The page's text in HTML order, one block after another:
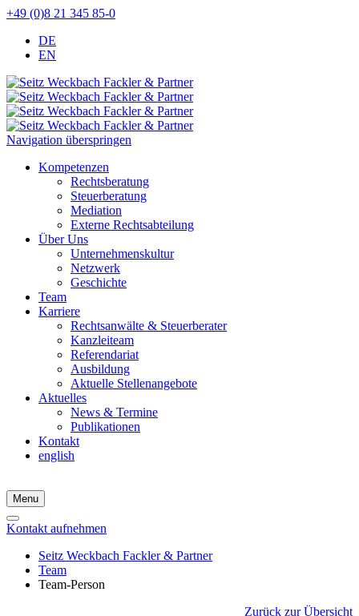
+49 (0)8 21 345 85-0
DE
EN
Navigation überspringen
Kompetenzen
Rechtsberatung
Steuerberatung
Mediation
Externe Rechtsabteilung
Über Uns
Unternehmenskultur
Netzwerk
Geschichte
Team
Karriere
Rechtsanwälte & Steuerberater
Kanzleiteam
Referendariat
Ausbildung
Aktuelle Stellenangebote
Aktuelles
News & Termine
Publikationen
Kontakt
english
Menu
Kontakt aufnehmen
Seitz Weckbach Fackler & Partner
Team
Team-Person
Zurück zur Übersicht